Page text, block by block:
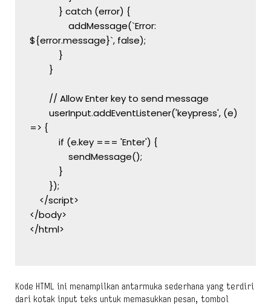
            } catch (error) {
${error.message}`, false);
            }
        }
        // Allow Enter key to send message
=> {
            if (e.key === 'Enter') {
                sendMessage();
            }
        });
    </script>
</body>
</html>
Kode HTML ini menampilkan antarmuka sederhana yang terdiri
dari kotak input teks untuk memasukkan pesan, tombol